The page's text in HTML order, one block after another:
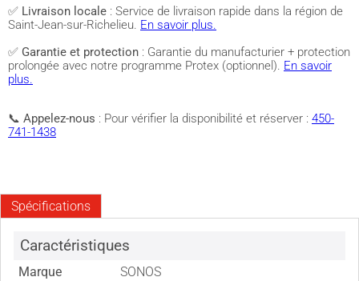
✅ Livraison locale : Service de livraison rapide dans la région de
Saint-Jean-sur-Richelieu. En savoir plus.
✅ Garantie et protection : Garantie du manufacturier + protection
prolongée avec notre programme Protex (optionnel). En savoir
plus.
📞 Appelez-nous : Pour vérifier la disponibilité et réserver : 450-
741-1438
Spécifications
Caractéristiques
Marque
SONOS